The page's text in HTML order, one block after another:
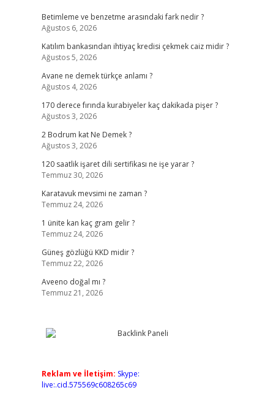
Betimleme ve benzetme arasındaki fark nedir ?
Ağustos 6, 2026
Katılım bankasından ihtiyaç kredisi çekmek caiz midir ?
Ağustos 5, 2026
Avane ne demek türkçe anlamı ?
Ağustos 4, 2026
170 derece fırında kurabiyeler kaç dakikada pişer ?
Ağustos 3, 2026
2 Bodrum kat Ne Demek ?
Ağustos 3, 2026
120 saatlik işaret dili sertifikası ne işe yarar ?
Temmuz 30, 2026
Karatavuk mevsimi ne zaman ?
Temmuz 24, 2026
1 ünite kan kaç gram gelir ?
Temmuz 24, 2026
Güneş gözlüğü KKD midir ?
Temmuz 22, 2026
Aveeno doğal mı ?
Temmuz 21, 2026
Reklam ve İletişim: Skype:
live:.cid.575569c608265c69